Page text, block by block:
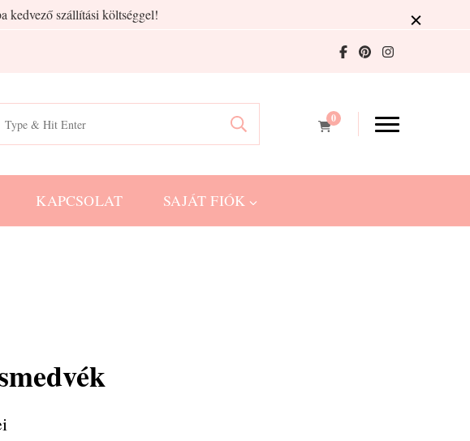
kedvező szállítási költséggel!
Search
0
KAPCSOLAT SAJÁT FIÓK